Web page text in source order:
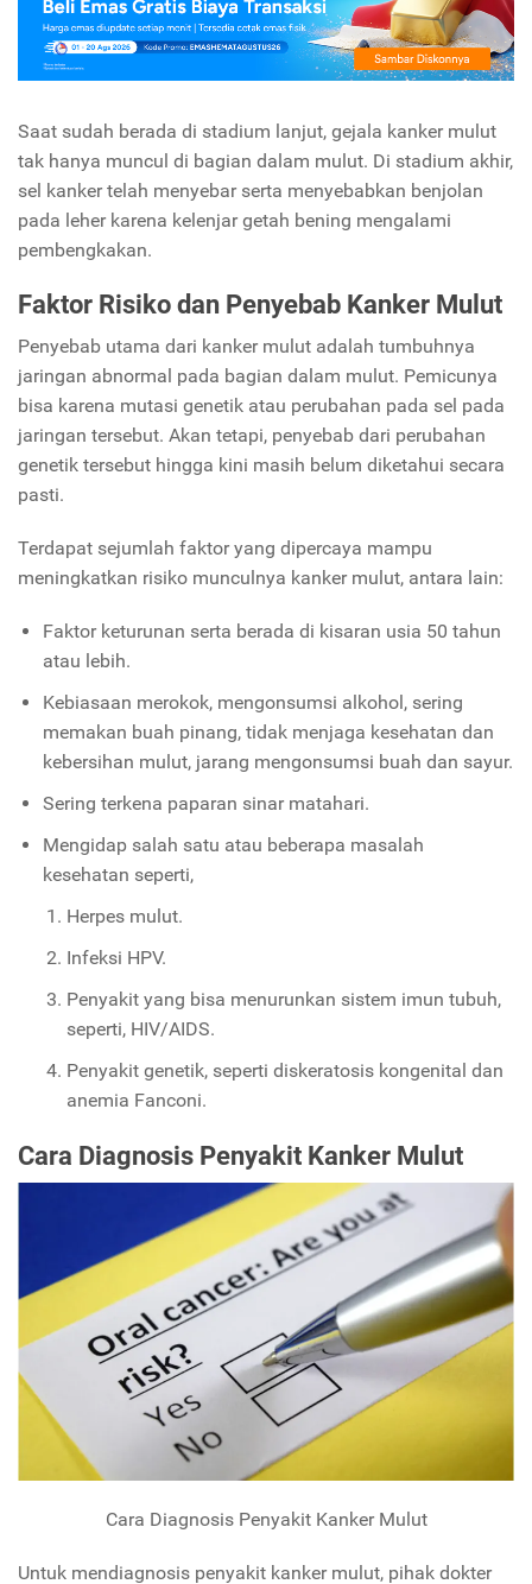
Saat sudah berada di stadium lanjut, gejala kanker mulut
tak hanya muncul di bagian dalam mulut. Di stadium akhir,
sel kanker telah menyebar serta menyebabkan benjolan
pada leher karena kelenjar getah bening mengalami
pembengkakan.
Faktor Risiko dan Penyebab Kanker Mulut
Penyebab utama dari kanker mulut adalah tumbuhnya
jaringan abnormal pada bagian dalam mulut. Pemicunya
bisa karena mutasi genetik atau perubahan pada sel pada
jaringan tersebut. Akan tetapi, penyebab dari perubahan
genetik tersebut hingga kini masih belum diketahui secara
pasti.
Terdapat sejumlah faktor yang dipercaya mampu
meningkatkan risiko munculnya kanker mulut, antara lain:
Faktor keturunan serta berada di kisaran usia 50 tahun
atau lebih.
Kebiasaan merokok, mengonsumsi alkohol, sering
memakan buah pinang, tidak menjaga kesehatan dan
kebersihan mulut, jarang mengonsumsi buah dan sayur.
Sering terkena paparan sinar matahari.
Mengidap salah satu atau beberapa masalah
kesehatan seperti,
Herpes mulut.
Infeksi HPV.
Penyakit yang bisa menurunkan sistem imun tubuh,
seperti, HIV/AIDS.
Penyakit genetik, seperti diskeratosis kongenital dan
anemia Fanconi.
Cara Diagnosis Penyakit Kanker Mulut
Cara Diagnosis Penyakit Kanker Mulut
Untuk mendiagnosis penyakit kanker mulut, pihak dokter